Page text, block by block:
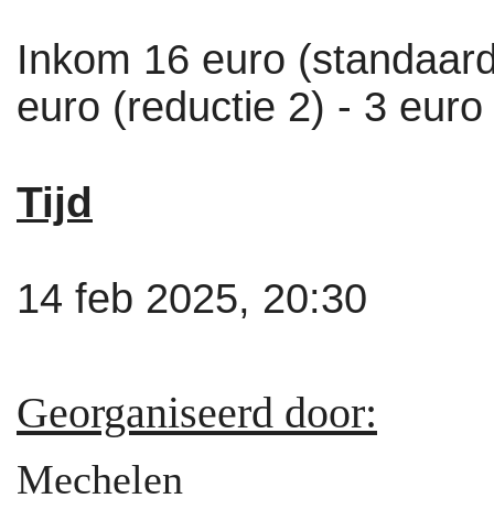
Inkom 16 euro
euro (reductie 2) - 3
Tijd
14 feb 2025, 20:30
Georganiseerd door:
Mechelen